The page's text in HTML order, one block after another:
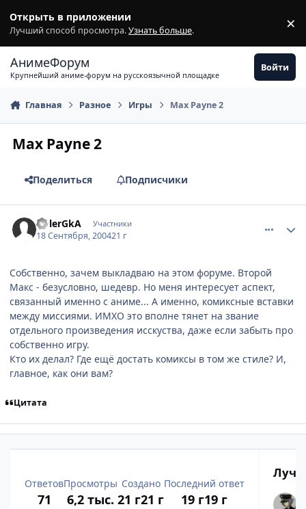
Открыть в приложении
Лучший способ просмотра.Узнать больше. ×
АнимеФорум
Крупнейший аниме-форум на русскоязычной площадке
Войти
Главная Разное Игры Max Payne 2
Max Payne 2
Поделиться Подписчики
GolerGkA Участники
18 Сентября, 200421 г
Собственно, зачем выкладваю на этом форуме. Второй
Макс - безусловно, шедевр. Но меня интересует аспект,
связанный именно с аниме... А именно, комиксные вставки
между миссиями. ИМХО это вполне тянет на звание
отдельного произведения исскуства, даже если забыть про
собственно игру.
Кто их делал? Где ещё достать комиксы в том же стиле? И,
главное, как они вам?
Цитата
Ответов
71
Просмотры
6,2 тыс.
Создано
21 г21 г
Последний ответ
19 г19 г